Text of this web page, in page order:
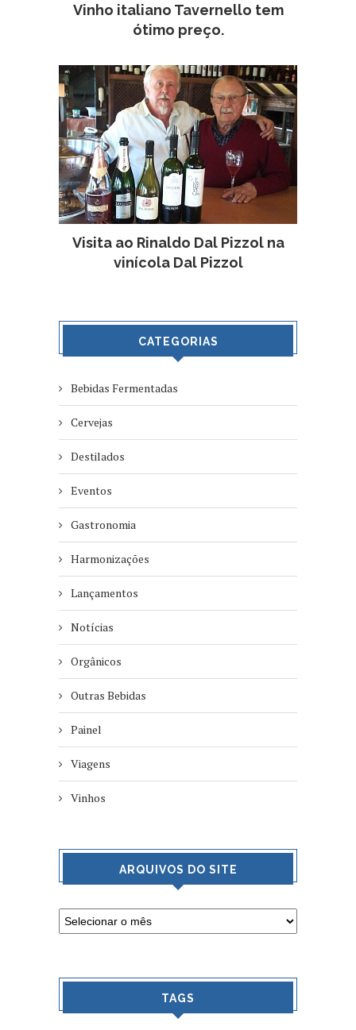
Vinho italiano Tavernello tem
ótimo preço.
Visita ao Rinaldo Dal Pizzol na
vinícola Dal Pizzol
CATEGORIAS
Bebidas Fermentadas
Cervejas
Destilados
Eventos
Gastronomia
Harmonizações
Lançamentos
Notícias
Orgânicos
Outras Bebidas
Painel
Viagens
Vinhos
ARQUIVOS DO SITE
TAGS